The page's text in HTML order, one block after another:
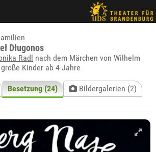
Długonos
Radl nach dem Märchen von Wilhelm
Kinder ab 4 Jahre
Besetzung (24) Bildergalerien (2)